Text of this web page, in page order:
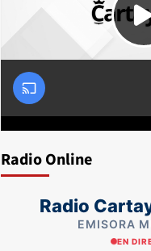
Radio Online
Radio
EMISORA
EN